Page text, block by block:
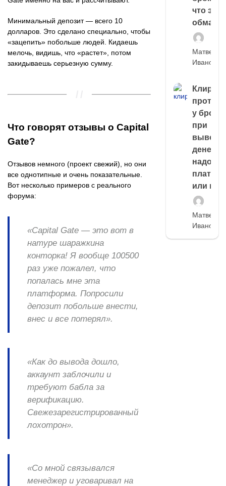
Минимальный депозит — всего 10
долларов. Это сделано специально, чтобы
«зацепить» побольше людей. Кидаешь
мелочь, видишь, что «растет», потом
закидываешь серьезную сумму.
Что говорят отзывы о Capital
Gate?
Отзывов немного (проект свежий), но они
все однотипные и очень показательные.
Вот несколько примеров с реального
форума:
«Capital Gate — это вот в
натуре шаражкина
конторка! Я вообще 100500
раз уже пожалел, что
попалась мне эта
платформа. Попросили
депозит побольше внести,
внес и все потерял».
«Как до вывода дошло,
аккаунт заблочили и
требуют бабла за
верификацию.
Свежезарегистрированный
лохотрон».
«Со мной связывался
менеджер и уговаривал на
что это,
обман?
Матвей
Иванов
Клиринг
у
при
выводе
денег,
надо
платить
или
Матвей
Иванов